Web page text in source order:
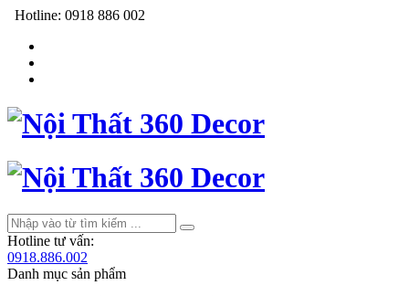
Hotline: 0918 886 002
Hotline tư vấn:
0918.886.002
Danh mục sản phẩm